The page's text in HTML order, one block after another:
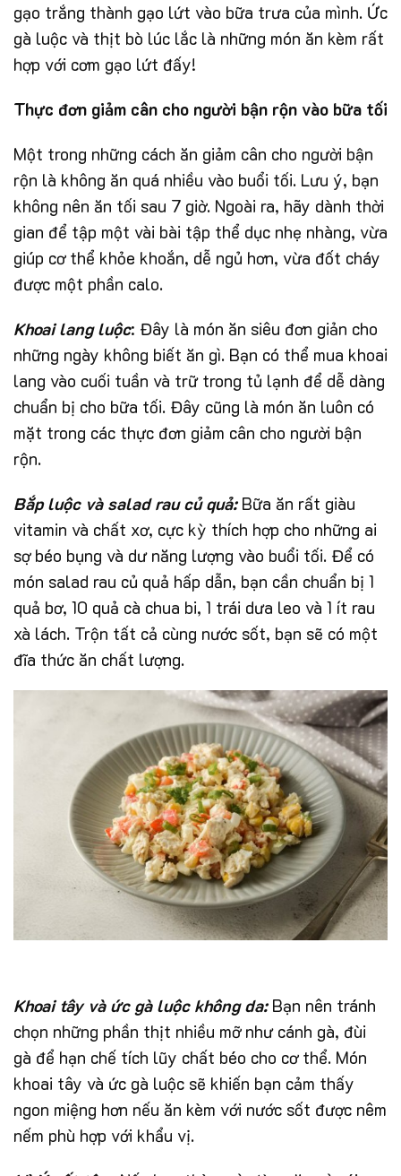
gạo trắng thành gạo lứt vào bữa trưa của mình. Ức
gà luộc và thịt bò lúc lắc là những món ăn kèm rất
hợp với cơm gạo lứt đấy!
Thực đơn giảm cân cho người bận rộn vào bữa tối
Một trong những cách ăn giảm cân cho người bận
rộn là không ăn quá nhiều vào buổi tối. Lưu ý, bạn
không nên ăn tối sau 7 giờ. Ngoài ra, hãy dành thời
gian để tập một vài bài tập thể dục nhẹ nhàng, vừa
giúp cơ thể khỏe khoắn, dễ ngủ hơn, vừa đốt cháy
được một phần calo.
Khoai lang luộc: Đây là món ăn siêu đơn giản cho
những ngày không biết ăn gì. Bạn có thể mua khoai
lang vào cuối tuần và trữ trong tủ lạnh để dễ dàng
chuẩn bị cho bữa tối. Đây cũng là món ăn luôn có
mặt trong các thực đơn giảm cân cho người bận
rộn.
Bắp luộc và salad rau củ quả: Bữa ăn rất giàu
vitamin và chất xơ, cực kỳ thích hợp cho những ai
sợ béo bụng và dư năng lượng vào buổi tối. Để có
món salad rau củ quả hấp dẫn, bạn cần chuẩn bị 1
quả bơ, 10 quả cà chua bi, 1 trái dưa leo và 1 ít rau
xà lách. Trộn tất cả cùng nước sốt, bạn sẽ có một
đĩa thức ăn chất lượng.
Khoai tây và ức gà luộc không da:Bạn nên tránh
chọn những phần thịt nhiều mỡ như cánh gà, đùi
gà để hạn chế tích lũy chất béo cho cơ thể. Món
khoai tây và ức gà luộc sẽ khiến bạn cảm thấy
ngon miệng hơn nếu ăn kèm với nước sốt được nêm
nếm phù hợp với khẩu vị.